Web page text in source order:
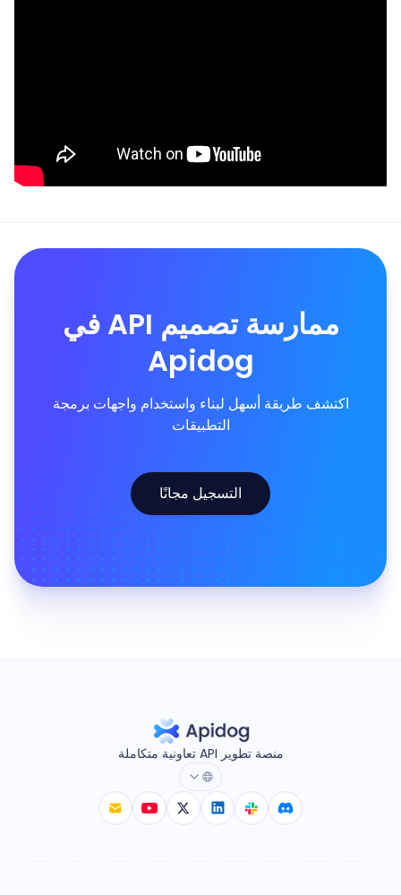
ممارسة تصميم API في
Apidog
اكتشف طريقة أسهل لبناء واستخدام واجهات برمجة
التطبيقات
التسجيل مجانًا
منصة تطوير API تعاونية متكاملة